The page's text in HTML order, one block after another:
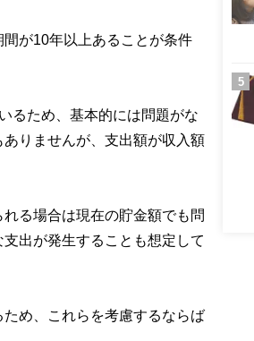
が10年以上あることが条件
るため、基本的には問題がな
りませんが、支出額が収入額
る場合は現在の貯金額でも問
出が発生することも想定して
め、これらを考慮するならば